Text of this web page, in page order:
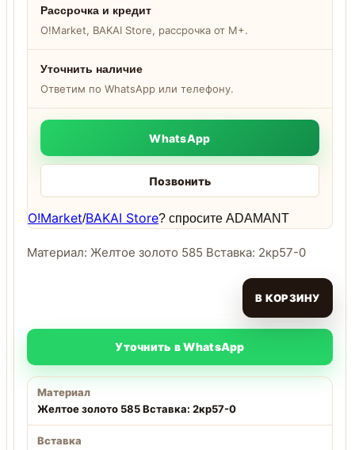
Рассрочка и кредит
O!Market, BAKAI Store, рассрочка от M+.
Уточнить наличие
Ответим по WhatsApp или телефону.
WhatsApp
Позвонить
O!Market/BAKAI Store? спросите ADAMANT
Материал: Желтое золото 585 Вставка: 2кр57-0
В КОРЗИНУ
Уточнить в WhatsApp
Материал
Желтое золото 585 Вставка: 2кр57-0
Вставка